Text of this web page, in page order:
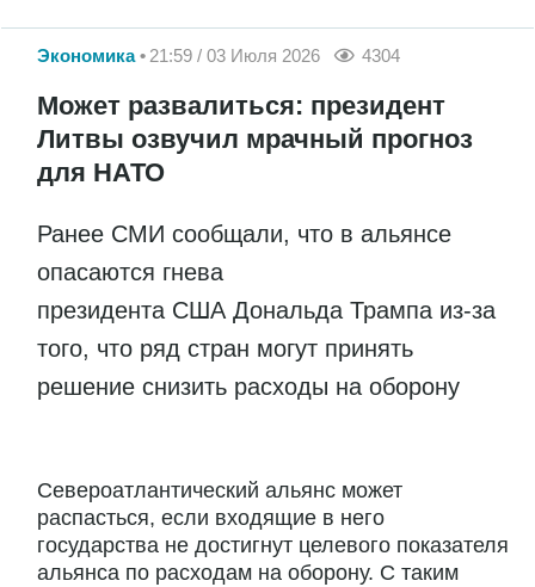
Экономика 21:59 / 03 Июля 2026 4304
Может развалиться: президент
Литвы озвучил мрачный прогноз
для НАТО
Ранее СМИ сообщали, что в альянсе
опасаются гнева
президента США Дональда Трампа из-за
того, что ряд стран могут принять
решение снизить расходы на оборону
Североатлантический альянс может
распасться, если входящие в него
государства не достигнут целевого показателя
альянса по расходам на оборону. С таким